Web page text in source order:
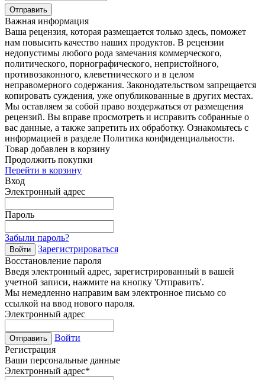
Отправить
Важная информация
Ваша рецензия, которая размещается только здесь, поможет
нам повысить качество наших продуктов. В рецензии
недопустимы любого рода замечания коммерческого,
политического, порнографического, непристойного,
противозаконного, клеветнического и в целом
неправомерного содержания. Законодательством запрещается
копировать суждения, уже опубликованные в других местах.
Мы оставляем за собой право воздержаться от размещения
рецензий. Вы вправе просмотреть и исправить собранные о
вас данные, а также запретить их обработку. Ознакомьтесь с
информацией в разделе Политика конфиденциальности.
Товар добавлен в корзину
Продолжить покупки
Перейти в корзину
Вход
Электронный адрес
Пароль
Забыли пароль?
Войти
Зарегистрироваться
Восстановление пароля
Введя электронный адрес, зарегистрированный в вашей
учетной записи, нажмите на кнопку 'Отправить'.
Мы немедленно направим вам электронное письмо со
ссылкой на ввод нового пароля.
Электронный адрес
Отправить
Войти
Регистрация
Ваши персональные данные
Электронный адрес*